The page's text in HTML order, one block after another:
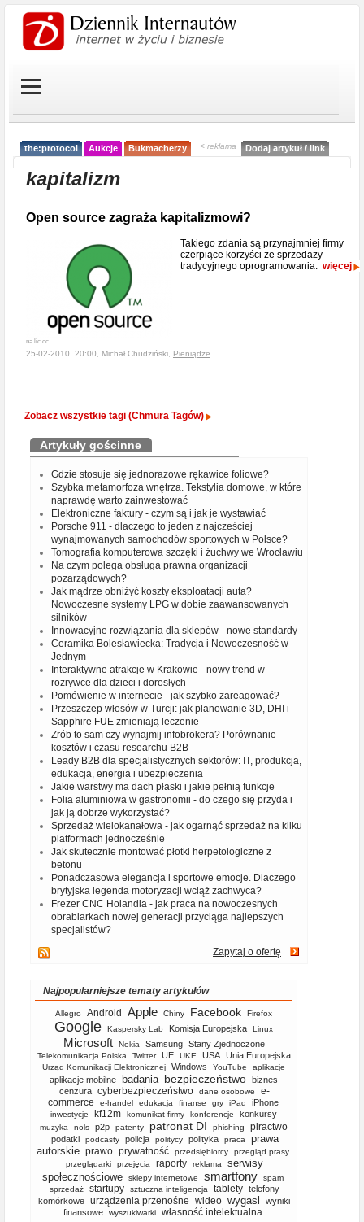
the:protocol Aukcje Bukmacherzy < reklama Dodaj artykuł / link
kapitalizm
Open source zagraża kapitalizmowi?
na lic cc
Takiego zdania są przynajmniej firmy
czerpiące korzyści ze sprzedaży
tradycyjnego oprogramowania. więcej
25-02-2010, 20:00, Michał Chudziński, Pieniądze
Zobacz wszystkie tagi (Chmura Tagów)
Artykuły gościnne
Gdzie stosuje się jednorazowe rękawice foliowe?
Szybka metamorfoza wnętrza. Tekstylia domowe, w które
naprawdę warto zainwestować
Elektroniczne faktury - czym są i jak je wystawiać
Porsche 911 - dlaczego to jeden z najcześciej
wynajmowanych samochodów sportowych w Polsce?
Tomografia komputerowa szczęki i żuchwy we Wrocławiu
Na czym polega obsługa prawna organizacji
pozarządowych?
Jak mądrze obniżyć koszty eksploatacji auta?
Nowoczesne systemy LPG w dobie zaawansowanych
silników
Innowacyjne rozwiązania dla sklepów - nowe standardy
Ceramika Bolesławiecka: Tradycja i Nowoczesność w
Jednym
Interaktywne atrakcje w Krakowie - nowy trend w
rozrywce dla dzieci i dorosłych
Pomówienie w internecie - jak szybko zareagować?
Przeszczep włosów w Turcji: jak planowanie 3D, DHI i
Sapphire FUE zmieniają leczenie
Zrób to sam czy wynajmij infobrokera? Porównanie
kosztów i czasu researchu B2B
Leady B2B dla specjalistycznych sektorów: IT, produkcja,
edukacja, energia i ubezpieczenia
Jakie warstwy ma dach płaski i jakie pełnią funkcje
Folia aluminiowa w gastronomii - do czego się przyda i
jak ją dobrze wykorzystać?
Sprzedaż wielokanałowa - jak ogarnąć sprzedaż na kilku
platformach jednocześnie
Jak skutecznie montować płotki herpetologiczne z
betonu
Ponadczasowa elegancja i sportowe emocje. Dlaczego
brytyjska legenda motoryzacji wciąż zachwyca?
Frezer CNC Holandia - jak praca na nowoczesnych
obrabiarkach nowej generacji przyciąga najlepszych
specjalistów?
Zapytaj o ofertę
Najpopularniejsze tematy artykułów
Allegro Android Apple Chiny Facebook Firefox
Google Kaspersky Lab Komisja Europejska Linux
Microsoft Nokia Samsung Stany Zjednoczone
Telekomunikacja Polska Twitter UE UKE USA Unia Europejska
Urząd Komunikacji Elektronicznej Windows YouTube aplikacje
aplikacje mobilne badania bezpieczeństwo biznes
cenzura cyberbezpieczeństwo dane osobowe
e-
commerce
e-handel edukacja finanse gry iPad iPhone
inwestycje kf12m komunikat firmy konferencje konkursy
muzyka nols p2p patenty patronat DI phishing piractwo
podatki podcasty policja politycy polityka praca
prawa
autorskie prawo prywatność przedsiębiorcy
przegląd prasy
przeglądarki
przejęcia raporty reklama
serwisy
społecznościowe
sklepy internetowe smartfony
spam
sprzedaż
startupy sztuczna inteligencja tablety telefony
komórkowe
urządzenia przenośne wideo wygasl
wyniki
finansowe
wyszukiwarki własność intelektualna